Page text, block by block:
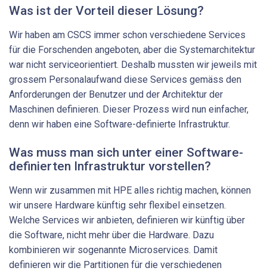
Was ist der Vorteil dieser Lösung?
Wir haben am CSCS immer schon verschiedene Services
für die Forschenden angeboten, aber die Systemarchitektur
war nicht serviceorientiert. Deshalb mussten wir jeweils mit
grossem Personalaufwand diese Services gemäss den
Anforderungen der Benutzer und der Architektur der
Maschinen definieren. Dieser Prozess wird nun einfacher,
denn wir haben eine Software-​definierte Infrastruktur.
Was muss man sich unter einer Software-​
definierten Infrastruktur vorstellen?
Wenn wir zusammen mit HPE alles richtig machen, können
wir unsere Hardware künftig sehr flexibel einsetzen.
Welche Services wir anbieten, definieren wir künftig über
die Software, nicht mehr über die Hardware. Dazu
kombinieren wir sogenannte Microservices. Damit
definieren wir die Partitionen für die verschiedenen